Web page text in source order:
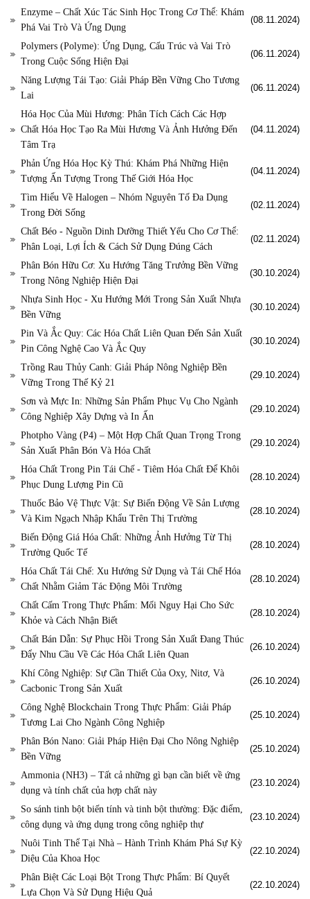
Enzyme – Chất Xúc Tác Sinh Học Trong Cơ Thể: Khám
Phá Vai Trò Và Ứng Dụng
(08.11.2024)
Polymers (Polyme): Ứng Dụng, Cấu Trúc và Vai Trò
Trong Cuộc Sống Hiện Đại
(06.11.2024)
Năng Lượng Tái Tạo: Giải Pháp Bền Vững Cho Tương
Lai
(06.11.2024)
Hóa Học Của Mùi Hương: Phân Tích Cách Các Hợp
Chất Hóa Học Tạo Ra Mùi Hương Và Ảnh Hưởng Đến
Tâm Trạ
(04.11.2024)
Phản Ứng Hóa Học Kỳ Thú: Khám Phá Những Hiện
Tượng Ấn Tượng Trong Thế Giới Hóa Học
(04.11.2024)
Tìm Hiểu Về Halogen – Nhóm Nguyên Tố Đa Dụng
Trong Đời Sống
(02.11.2024)
Chất Béo - Nguồn Dinh Dưỡng Thiết Yếu Cho Cơ Thể:
Phân Loại, Lợi Ích & Cách Sử Dụng Đúng Cách
(02.11.2024)
Phân Bón Hữu Cơ: Xu Hướng Tăng Trưởng Bền Vững
Trong Nông Nghiệp Hiện Đại
(30.10.2024)
Nhựa Sinh Học - Xu Hướng Mới Trong Sản Xuất Nhựa
Bền Vững
(30.10.2024)
Pin Và Ắc Quy: Các Hóa Chất Liên Quan Đến Sản Xuất
Pin Công Nghệ Cao Và Ắc Quy
(30.10.2024)
Trồng Rau Thủy Canh: Giải Pháp Nông Nghiệp Bền
Vững Trong Thế Kỷ 21
(29.10.2024)
Sơn và Mực In: Những Sản Phẩm Phục Vụ Cho Ngành
Công Nghiệp Xây Dựng và In Ấn
(29.10.2024)
Photpho Vàng (P4) – Một Hợp Chất Quan Trọng Trong
Sản Xuất Phân Bón Và Hóa Chất
(29.10.2024)
Hóa Chất Trong Pin Tái Chế - Tiêm Hóa Chất Để Khôi
Phục Dung Lượng Pin Cũ
(28.10.2024)
Thuốc Bảo Vệ Thực Vật: Sự Biến Động Về Sản Lượng
Và Kim Ngạch Nhập Khẩu Trên Thị Trường
(28.10.2024)
Biến Động Giá Hóa Chất: Những Ảnh Hưởng Từ Thị
Trường Quốc Tế
(28.10.2024)
Hóa Chất Tái Chế: Xu Hướng Sử Dụng và Tái Chế Hóa
Chất Nhằm Giảm Tác Động Môi Trường
(28.10.2024)
Chất Cấm Trong Thực Phẩm: Mối Nguy Hại Cho Sức
Khỏe và Cách Nhận Biết
(28.10.2024)
Chất Bán Dẫn: Sự Phục Hồi Trong Sản Xuất Đang Thúc
Đẩy Nhu Cầu Về Các Hóa Chất Liên Quan
(26.10.2024)
Khí Công Nghiệp: Sự Cần Thiết Của Oxy, Nitơ, Và
Cacbonic Trong Sản Xuất
(26.10.2024)
Công Nghệ Blockchain Trong Thực Phẩm: Giải Pháp
Tương Lai Cho Ngành Công Nghiệp
(25.10.2024)
Phân Bón Nano: Giải Pháp Hiện Đại Cho Nông Nghiệp
Bền Vững
(25.10.2024)
Ammonia (NH3) – Tất cả những gì bạn cần biết về ứng
dụng và tính chất của hợp chất này
(23.10.2024)
So sánh tinh bột biến tính và tinh bột thường: Đặc điểm,
công dụng và ứng dụng trong công nghiệp thự
(23.10.2024)
Nuôi Tinh Thể Tại Nhà – Hành Trình Khám Phá Sự Kỳ
Diệu Của Khoa Học
(22.10.2024)
Phân Biệt Các Loại Bột Trong Thực Phẩm: Bí Quyết
Lựa Chọn Và Sử Dụng Hiệu Quả
(22.10.2024)